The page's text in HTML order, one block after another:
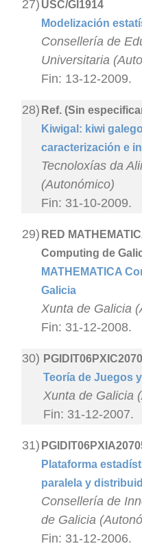
27) USC/GI1914
Modelización
Consellería de
Universitaria
Fin: 13-12-2009.
28) Ref. (Sin
Kiwigal: kiwi
caracterización e
Tecnoloxías da
(Autonómico)
Fin: 31-10-2009.
29) RED
Computing de
MATHEMATICA
Galicia
Xunta de Galicia
Fin: 31-12-2008.
30)
Teoría de Juegos
Xunta de Galicia
Fin: 31-12-2007.
31)
Plataforma
paralela y
Consellería de
de Galicia
Fin: 31-12-2006.